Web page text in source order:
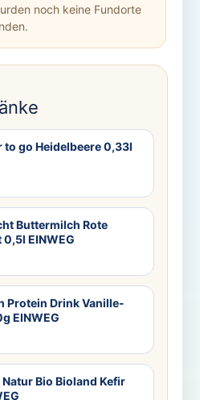
noch keine Fundorte
to go Heidelbeere 0,33l
Buttermilch Rote
EINWEG
Protein Drink Vanille-
EINWEG
Bio Bioland Kefir